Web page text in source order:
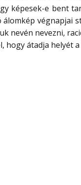
képesek-e bent
végnapjai
nevén nevezni,
átadja helyét